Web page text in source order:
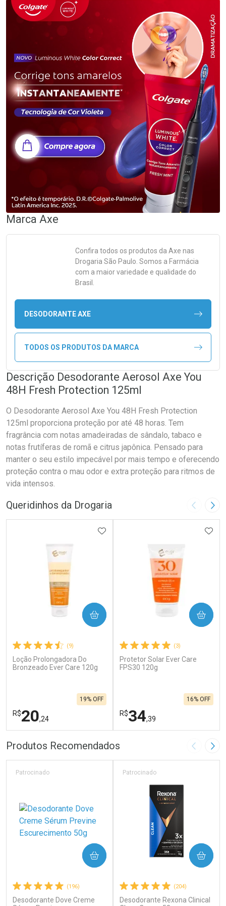
Marca Axe
Confira todos os produtos da Axe nas
Drogaria São Paulo. Somos a Farmácia
com a maior variedade e qualidade do
Brasil.
DESODORANTE AXE
TODOS OS PRODUTOS DA MARCA
Descrição Desodorante Aerosol Axe You
48H Fresh Protection 125ml
O Desodorante Aerosol Axe You 48H Fresh Protection
125ml proporciona proteção por até 48 horas. Tem
fragrância com notas amadeiradas de sândalo, tabaco e
notas frutíferas de romã e citrus japônica. Pensado para
manter o seu estilo impecável por mais tempo e oferecendo
proteção contra o mau odor e extra proteção para ritmos de
vida intensos.
Queridinhos da Drogaria Imagem
(9)
Loção Prolongadora Do
Bronzeado Ever Care 120g
R$20,24
19% OFF
ADICIONAR AOS FAVORITOS
COMPRAR
FECHAR
Laboratório
Ativar Desconto
FECHAR
Por Menos
(3)
Protetor Solar Ever Care
FPS30 120g
R$34,39
16% OFF
COMPRAR
Laboratório
Ativar Desconto
Por Menos
Produtos Recomendados Imagem
(196)
Desodorante Dove Creme
Patrocinado
COMPRAR
(204)
Desodorante Rexona Clinical
Patrocinado
COMPRAR